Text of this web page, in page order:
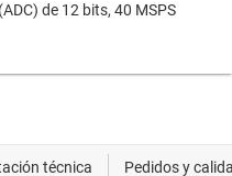
de 12 bits, 40 MSPS